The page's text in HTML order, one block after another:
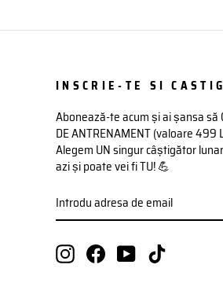
INSCRIE-TE SI
Abonează-te acum și ai șansa să
DE ANTRENAMENT (valoare
Alegem UN singur câștigător
azi și poate vei fi TU! 💪
ADRESA
DE
VA
InstagramFacebookYouTube